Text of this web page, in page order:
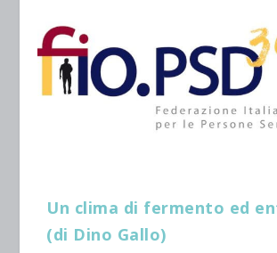
Un clima di fermento ed
(di Dino Gallo)